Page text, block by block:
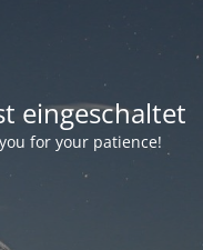
eingeschaltet
for your patience!